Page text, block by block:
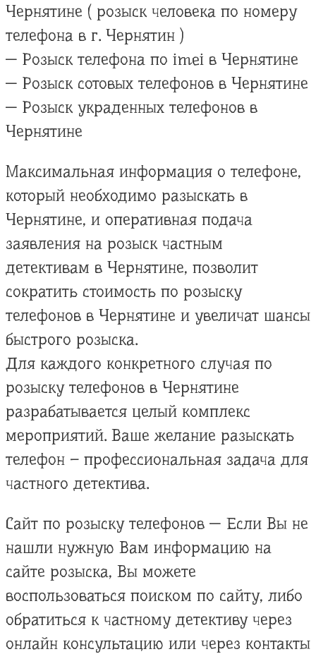
Чернятине ( розыск человека по номеру
телефона в г. Чернятин )
— Розыск телефона по imei в Чернятине
— Розыск сотовых телефонов в Чернятине
— Розыск украденных телефонов в
Чернятине
Максимальная информация о телефоне,
который необходимо разыскать в
Чернятине, и оперативная подача
заявления на розыск частным
детективам в Чернятине, позволит
сократить стоимость по розыску
телефонов в Чернятине и увеличат шансы
быстрого розыска.
Для каждого конкретного случая по
розыску телефонов в Чернятине
разрабатывается целый комплекс
мероприятий. Ваше желание разыскать
телефон – профессиональная задача для
частного детектива.
Сайт по розыску телефонов — Если Вы не
нашли нужную Вам информацию на
сайте розыска, Вы можете
воспользоваться поиском по сайту, либо
обратиться к частному детективу через
онлайн консультацию или через контакты